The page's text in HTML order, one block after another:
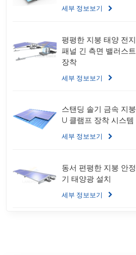
세부 정보보기
평평한 지붕 태양 전지
패널 긴 측면 밸러스트
장착
세부 정보보기
스탠딩 솔기 금속 지붕
U 클램프 장착 시스템
세부 정보보기
동서 편평한 지붕 안정
기 태양광 설치
세부 정보보기